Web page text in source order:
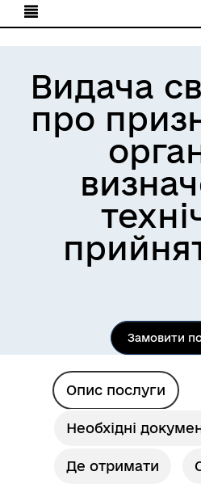
Видача
про
Замовити
Опис послуги
Необхідні
Де отримати